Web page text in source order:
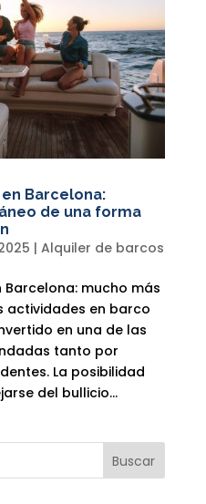
Barcelona:
de una forma
| Alquiler de barcos
mucho más
actividades en barco
en una de las
tanto por
La posibilidad
del bullicio...
Buscar